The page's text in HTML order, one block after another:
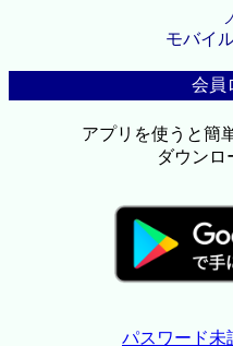
モバイ
会員
アプリを使うと簡
ダウンロ
パスワード未